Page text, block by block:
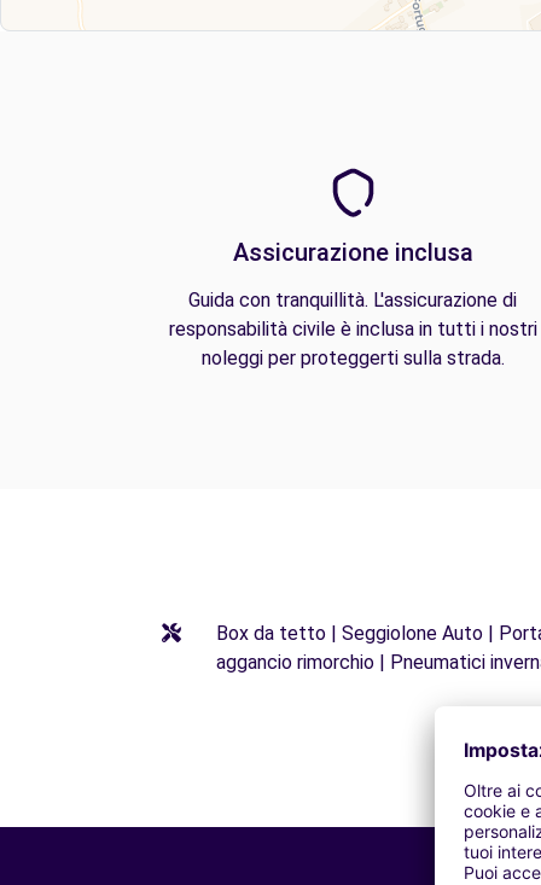
Assicurazione inclusa
Guida con tranquillità. L'assicurazione di
responsabilità civile è inclusa in tutti i nostri
noleggi per proteggerti sulla strada.
Box da tetto | Seggiolone Auto |
aggancio rimorchio | Pneumatici